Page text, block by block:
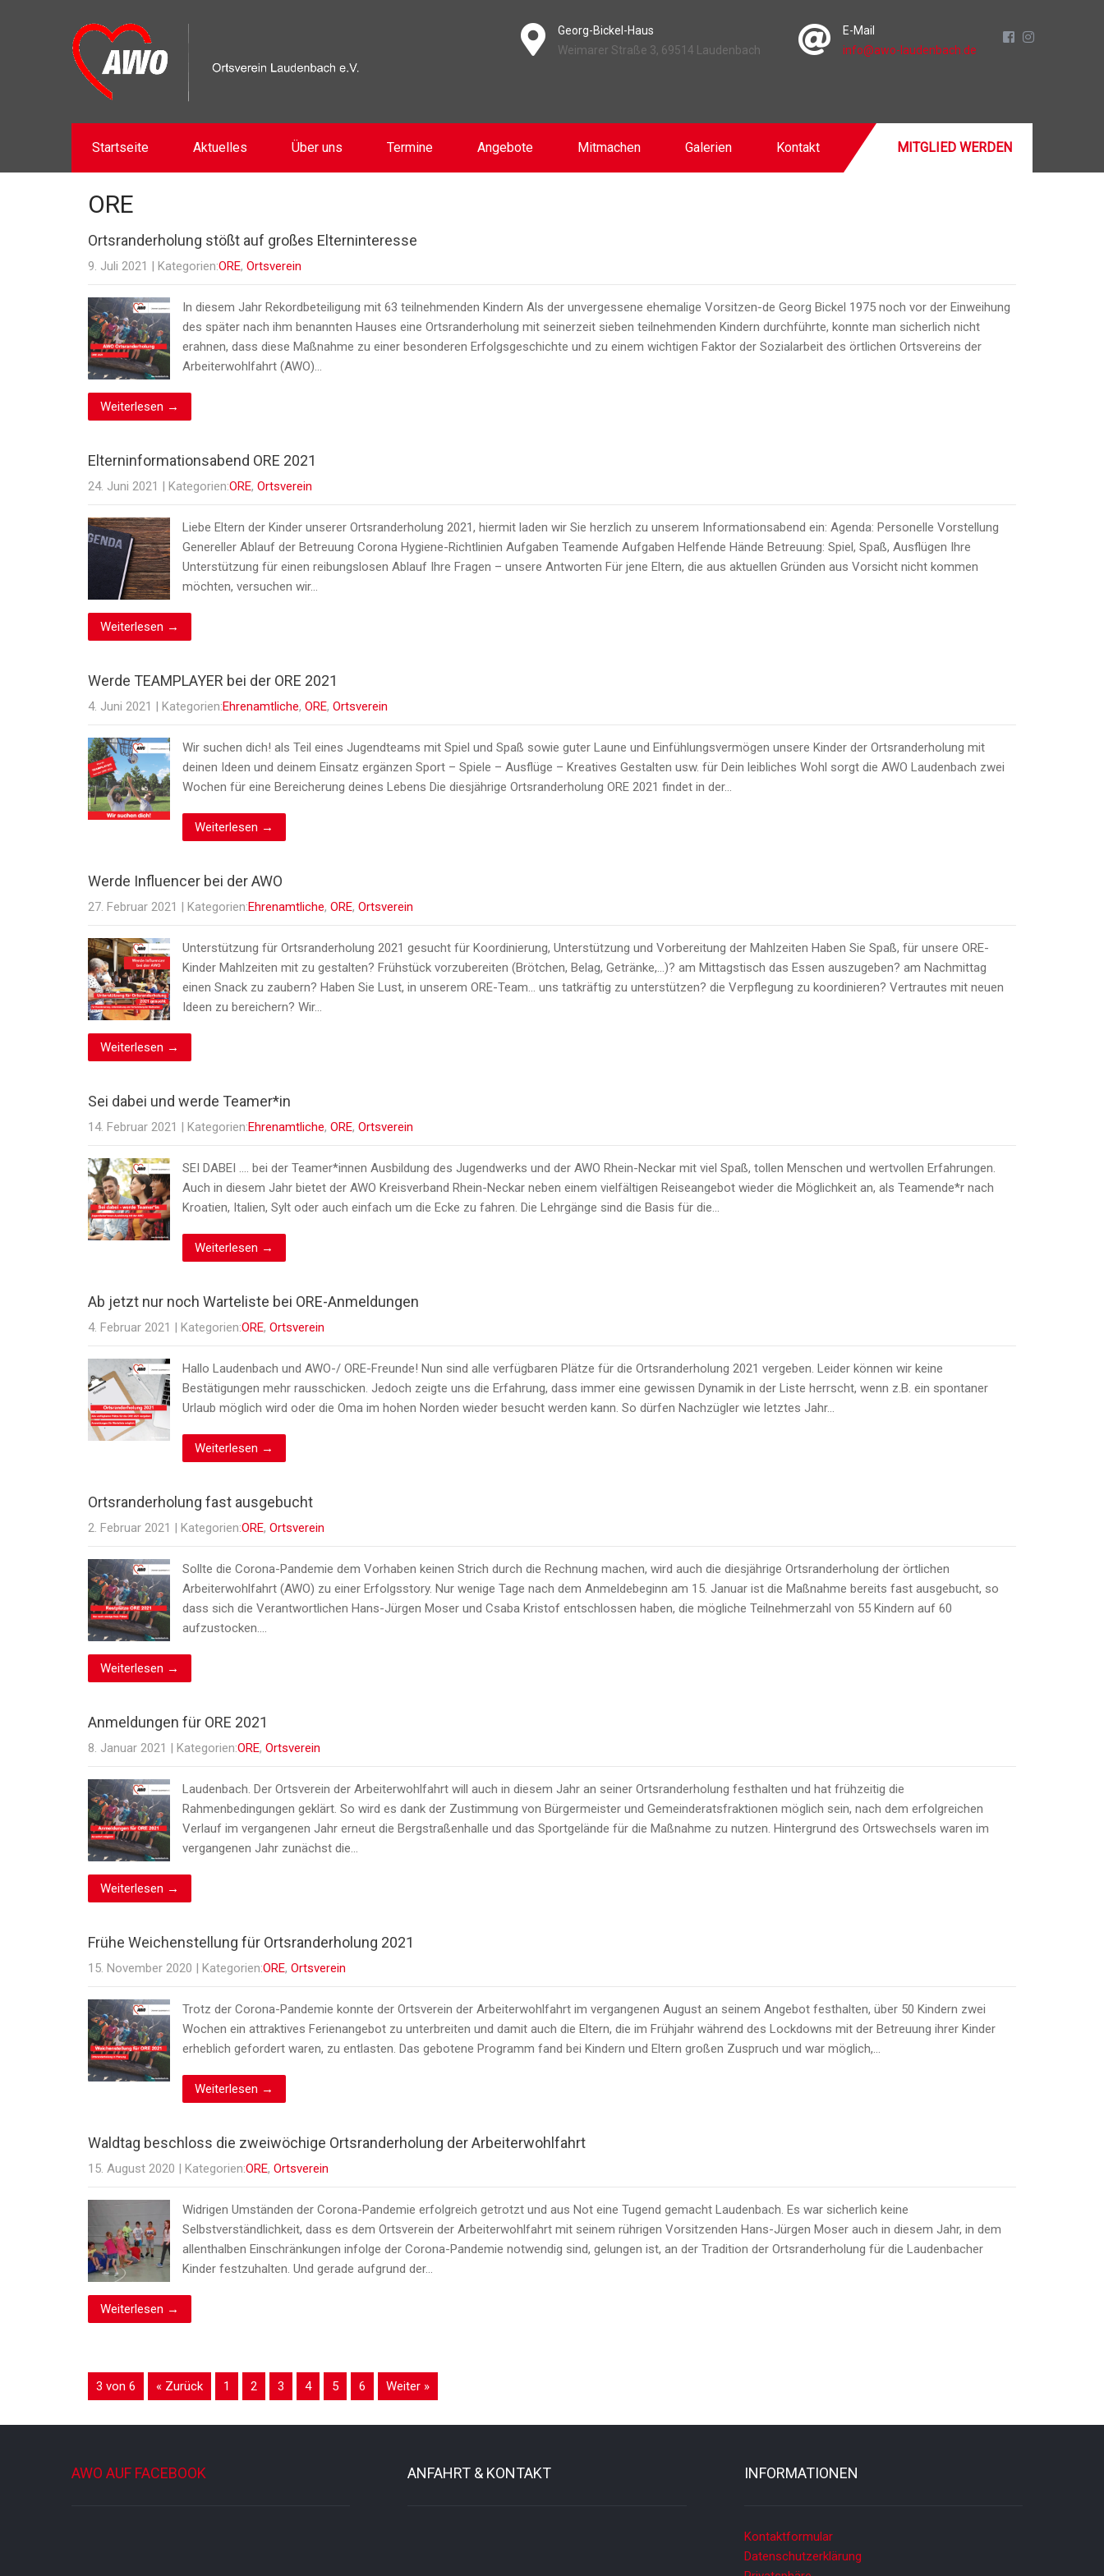
Georg-Bickel-Haus
Weimarer Straße 3, 69514 Laudenbach
E-Mail
info@awo-laudenbach.de
Startseite Aktuelles Über uns Termine Angebote Mitmachen Galerien Kontakt MITGLIED WERDEN
ORE
Ortsranderholung stößt auf großes Elterninteresse
9. Juli 2021 | Kategorien:ORE, Ortsverein
In diesem Jahr Rekordbeteiligung mit 63 teilnehmenden Kindern Als der unvergessene ehemalige Vorsitzen-de Georg Bickel 1975 noch vor der Einweihung
des später nach ihm benannten Hauses eine Ortsranderholung mit seinerzeit sieben teilnehmenden Kindern durchführte, konnte man sicherlich nicht
erahnen, dass diese Maßnahme zu einer besonderen Erfolgsgeschichte und zu einem wichtigen Faktor der Sozialarbeit des örtlichen Ortsvereins der
Arbeiterwohlfahrt (AWO)…
Weiterlesen →
Elterninformationsabend ORE 2021
24. Juni 2021 | Kategorien:ORE, Ortsverein
Liebe Eltern der Kinder unserer Ortsranderholung 2021, hiermit laden wir Sie herzlich zu unserem Informationsabend ein: Agenda: Personelle Vorstellung
Genereller Ablauf der Betreuung Corona Hygiene-Richtlinien Aufgaben Teamende Aufgaben Helfende Hände Betreuung: Spiel, Spaß, Ausflügen Ihre
Unterstützung für einen reibungslosen Ablauf Ihre Fragen – unsere Antworten Für jene Eltern, die aus aktuellen Gründen aus Vorsicht nicht kommen
möchten, versuchen wir…
Weiterlesen →
Werde TEAMPLAYER bei der ORE 2021
4. Juni 2021 | Kategorien:Ehrenamtliche, ORE, Ortsverein
Wir suchen dich! als Teil eines Jugendteams mit Spiel und Spaß sowie guter Laune und Einfühlungsvermögen unsere Kinder der Ortsranderholung mit
deinen Ideen und deinem Einsatz ergänzen Sport – Spiele – Ausflüge – Kreatives Gestalten usw. für Dein leibliches Wohl sorgt die AWO Laudenbach zwei
Wochen für eine Bereicherung deines Lebens Die diesjährige Ortsranderholung ORE 2021 findet in der…
Weiterlesen →
Werde Influencer bei der AWO
27. Februar 2021 | Kategorien:Ehrenamtliche, ORE, Ortsverein
Unterstützung für Ortsranderholung 2021 gesucht für Koordinierung, Unterstützung und Vorbereitung der Mahlzeiten Haben Sie Spaß, für unsere ORE-
Kinder Mahlzeiten mit zu gestalten? Frühstück vorzubereiten (Brötchen, Belag, Getränke,…)? am Mittagstisch das Essen auszugeben? am Nachmittag
einen Snack zu zaubern? Haben Sie Lust, in unserem ORE-Team… uns tatkräftig zu unterstützen? die Verpflegung zu koordinieren? Vertrautes mit neuen
Ideen zu bereichern? Wir…
Weiterlesen →
Sei dabei und werde Teamer*in
14. Februar 2021 | Kategorien:Ehrenamtliche, ORE, Ortsverein
SEI DABEI …. bei der Teamer*innen Ausbildung des Jugendwerks und der AWO Rhein-Neckar mit viel Spaß, tollen Menschen und wertvollen Erfahrungen.
Auch in diesem Jahr bietet der AWO Kreisverband Rhein-Neckar neben einem vielfältigen Reiseangebot wieder die Möglichkeit an, als Teamende*r nach
Kroatien, Italien, Sylt oder auch einfach um die Ecke zu fahren. Die Lehrgänge sind die Basis für die…
Weiterlesen →
Ab jetzt nur noch Warteliste bei ORE-Anmeldungen
4. Februar 2021 | Kategorien:ORE, Ortsverein
Hallo Laudenbach und AWO-/ ORE-Freunde! Nun sind alle verfügbaren Plätze für die Ortsranderholung 2021 vergeben. Leider können wir keine
Bestätigungen mehr rausschicken. Jedoch zeigte uns die Erfahrung, dass immer eine gewissen Dynamik in der Liste herrscht, wenn z.B. ein spontaner
Urlaub möglich wird oder die Oma im hohen Norden wieder besucht werden kann. So dürfen Nachzügler wie letztes Jahr…
Weiterlesen →
Ortsranderholung fast ausgebucht
2. Februar 2021 | Kategorien:ORE, Ortsverein
Sollte die Corona-Pandemie dem Vorhaben keinen Strich durch die Rechnung machen, wird auch die diesjährige Ortsranderholung der örtlichen
Arbeiterwohlfahrt (AWO) zu einer Erfolgsstory. Nur wenige Tage nach dem Anmeldebeginn am 15. Januar ist die Maßnahme bereits fast ausgebucht, so
dass sich die Verantwortlichen Hans-Jürgen Moser und Csaba Kristof entschlossen haben, die mögliche Teilnehmerzahl von 55 Kindern auf 60
aufzustocken….
Weiterlesen →
Anmeldungen für ORE 2021
8. Januar 2021 | Kategorien:ORE, Ortsverein
Laudenbach. Der Ortsverein der Arbeiterwohlfahrt will auch in diesem Jahr an seiner Ortsranderholung festhalten und hat frühzeitig die
Rahmenbedingungen geklärt. So wird es dank der Zustimmung von Bürgermeister und Gemeinderatsfraktionen möglich sein, nach dem erfolgreichen
Verlauf im vergangenen Jahr erneut die Bergstraßenhalle und das Sportgelände für die Maßnahme zu nutzen. Hintergrund des Ortswechsels waren im
vergangenen Jahr zunächst die…
Weiterlesen →
Frühe Weichenstellung für Ortsranderholung 2021
15. November 2020 | Kategorien:ORE, Ortsverein
Trotz der Corona-Pandemie konnte der Ortsverein der Arbeiterwohlfahrt im vergangenen August an seinem Angebot festhalten, über 50 Kindern zwei
Wochen ein attraktives Ferienangebot zu unterbreiten und damit auch die Eltern, die im Frühjahr während des Lockdowns mit der Betreuung ihrer Kinder
erheblich gefordert waren, zu entlasten. Das gebotene Programm fand bei Kindern und Eltern großen Zuspruch und war möglich,…
Weiterlesen →
Waldtag beschloss die zweiwöchige Ortsranderholung der Arbeiterwohlfahrt
15. August 2020 | Kategorien:ORE, Ortsverein
Widrigen Umständen der Corona-Pandemie erfolgreich getrotzt und aus Not eine Tugend gemacht Laudenbach. Es war sicherlich keine
Selbstverständlichkeit, dass es dem Ortsverein der Arbeiterwohlfahrt mit seinem rührigen Vorsitzenden Hans-Jürgen Moser auch in diesem Jahr, in dem
allenthalben Einschränkungen infolge der Corona-Pandemie notwendig sind, gelungen ist, an der Tradition der Ortsranderholung für die Laudenbacher
Kinder festzuhalten. Und gerade aufgrund der…
Weiterlesen →
3 von 6 « Zurück 1 2 3 4 5 6 Weiter »
AWO AUF FACEBOOK ANFAHRT & KONTAKT INFORMATIONEN
Kontaktformular
Datenschutzerklärung